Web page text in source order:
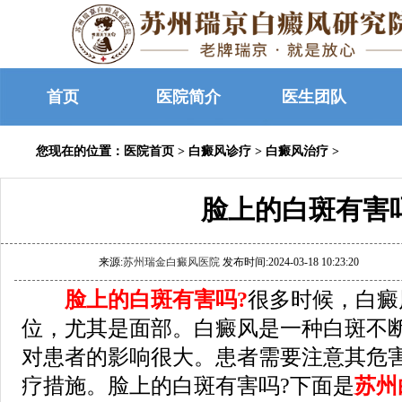
首页 医院简介 医生团队
您现在的位置： 医院首页 > 白癜风诊疗 > 白癜风治疗 >
脸上的白斑有害
来源:苏州瑞金白癜风医院 发布时间:2024-03-18 10:23:20
脸上的白斑有害吗?很多时候，白
位，尤其是面部。白癜风是一种白斑不
对患者的影响很大。患者需要注意其危
疗措施。脸上的白斑有害吗?下面是苏